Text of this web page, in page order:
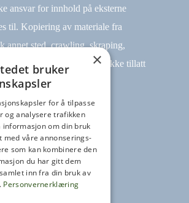
ansvar for innhold på eksterne
til. Kopiering av materiale fra
annet sted, crawling, skraping,
tekst og datamining) er ikke tillatt
×
bruker
for å tilpasse
og analysere trafikken
informasjon om din bruk
med våre annonserings-
som kan kombinere den
du har gitt dem
inn fra din bruk av
Personvernerklæring